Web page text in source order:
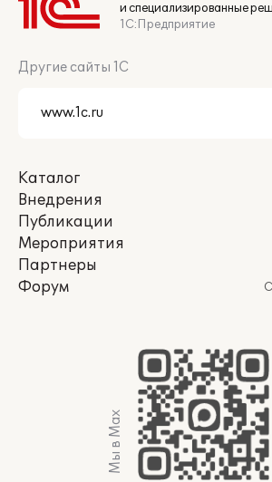
и специализированные
1С:Предприятие
Другие сайты 1С
Каталог
Внедрения
Публикации
Мероприятия
Партнеры
Форум
Мы в Max